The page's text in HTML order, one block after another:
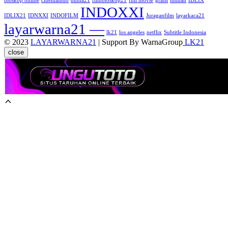
IDLIX21 IDNXXI INDOFILM INDOXXI Juraganfilm layarkaca21
layarwarna21 — lk21 los angeles netflix Subtitle Indonesia
© 2023 LAYARWARNA21 | Support By WarnaGroup LK21
close